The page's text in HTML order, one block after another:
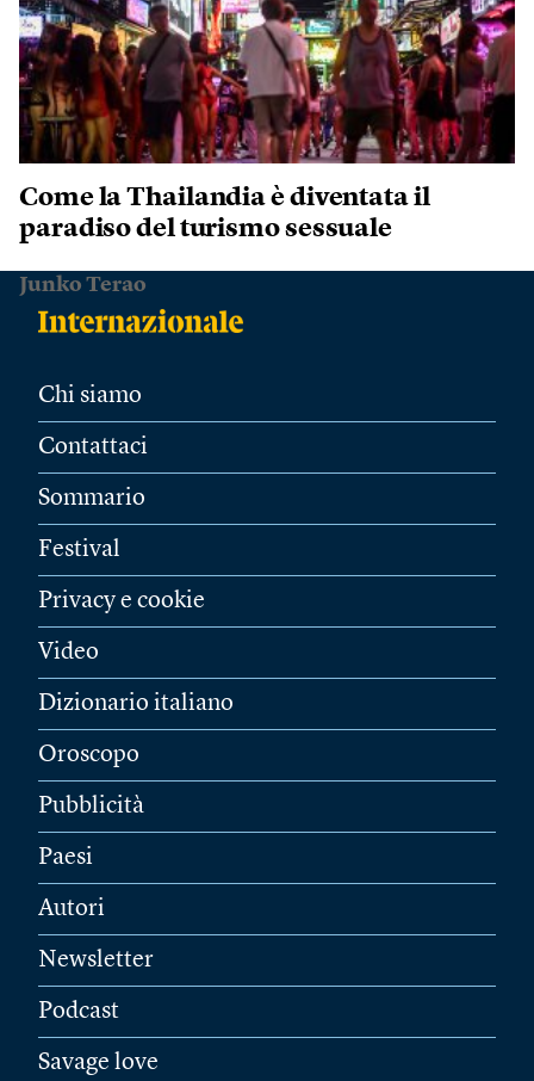
Come la Thailandia è diventata il
paradiso del turismo sessuale
Junko Terao
Chi siamo
Contattaci
Sommario
Festival
Privacy e cookie
Video
Dizionario italiano
Oroscopo
Pubblicità
Paesi
Autori
Newsletter
Podcast
Savage love